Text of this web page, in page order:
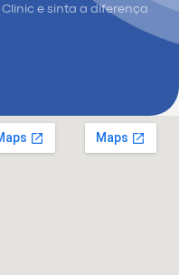
e sinta a diferença